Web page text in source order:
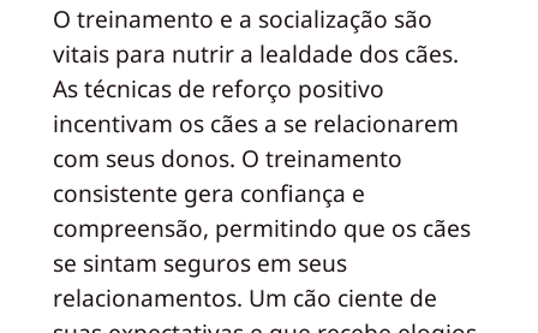
O treinamento e a socialização são
vitais para nutrir a lealdade dos cães.
As técnicas de reforço positivo
incentivam os cães a se relacionarem
com seus donos. O treinamento
consistente gera confiança e
compreensão, permitindo que os cães
se sintam seguros em seus
relacionamentos. Um cão ciente de